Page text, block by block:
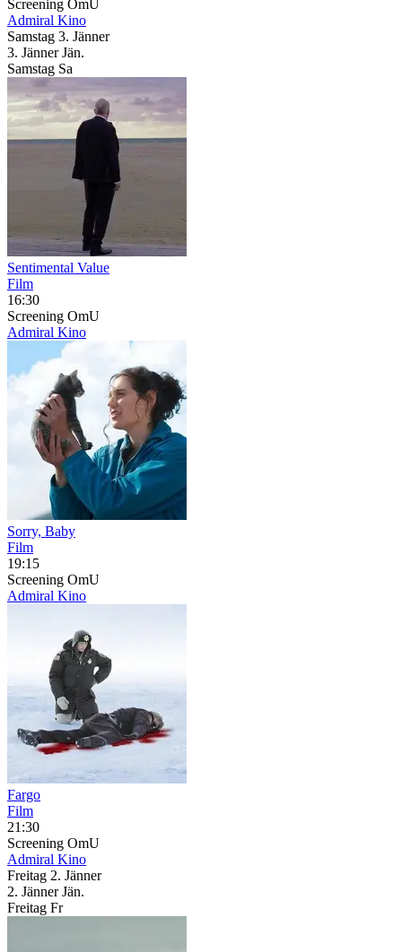
Screening OmU
Admiral Kino
Samstag 3. Jänner
3. Jänner Jän.
Samstag Sa
Sentimental Value
Film
16:30
Screening OmU
Admiral Kino
Sorry, Baby
Film
19:15
Screening OmU
Admiral Kino
Fargo
Film
21:30
Screening OmU
Admiral Kino
Freitag 2. Jänner
2. Jänner Jän.
Freitag Fr